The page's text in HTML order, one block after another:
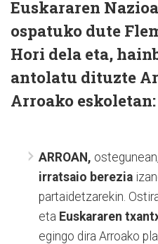
Euskararen
ospatuko dute
Hori dela eta,
antolatu dituzte
Arroako eskoletan:
ARROAN,
irratsaio berezia
partaidetzarekin.
eta Euskararen
egingo dira Arroako